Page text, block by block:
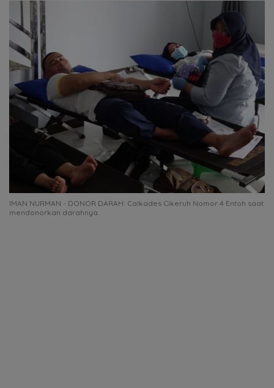
IMAN NURMAN - DONOR DARAH: Calkades Cikeruh Nomor 4 Entoh saat
mendonorkan darahnya.